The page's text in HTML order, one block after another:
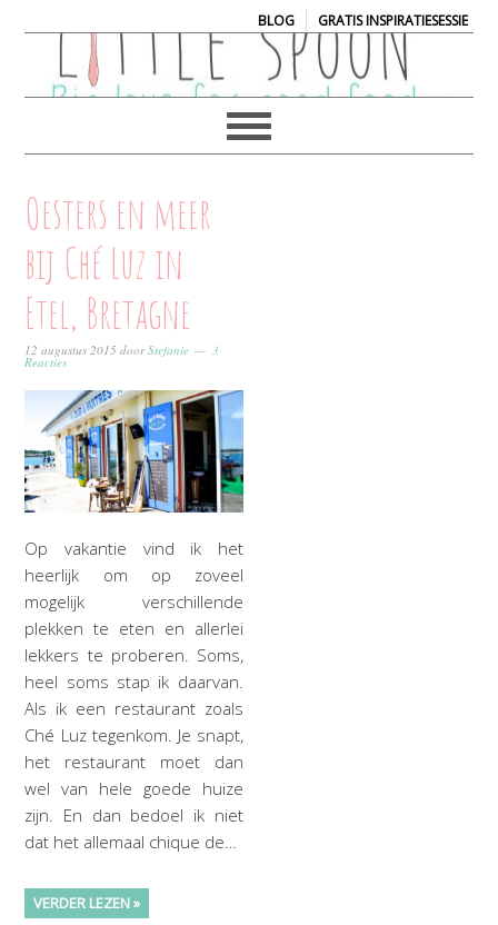
BLOG| GRATIS INSPIRATIESESSIE
Oesters en meer
bij Ché Luz in
Etel, Bretagne
12 augustus 2015 doorStefanie 3
Reacties
Op vakantie vind ik het
heerlijk om op zoveel
mogelijk verschillende
plekken te eten en allerlei
lekkers te proberen. Soms,
heel soms stap ik daarvan.
Als ik een restaurant zoals
Ché Luz tegenkom. Je snapt,
het restaurant moet dan
wel van hele goede huize
zijn. En dan bedoel ik niet
dat het allemaal chique de…
VERDER LEZEN »